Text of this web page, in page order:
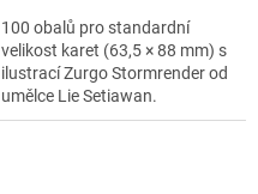
100 obalů pro standardní
velikost karet (63,5 × 88 mm) s
ilustrací Zurgo Stormrender od
umělce Lie Setiawan.